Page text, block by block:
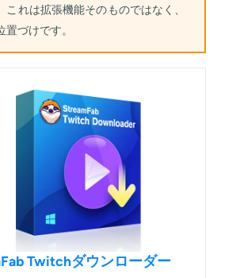
これは拡張機能そのものではなく、
づけです。
Twitchダウンローダー